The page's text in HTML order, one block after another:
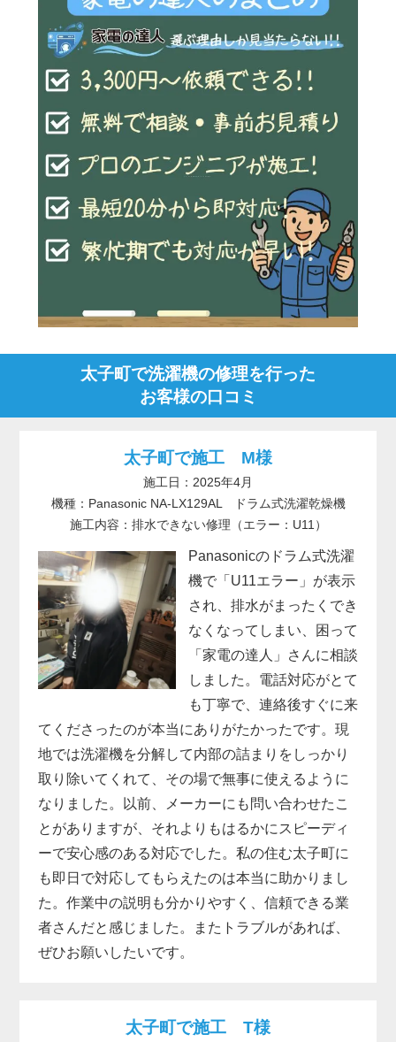
太子町で洗濯機の修理を行った
お客様の口コミ
太子町で施工 M様
施工日：2025年4月
機種：Panasonic NA-LX129AL ドラム式洗濯乾燥機
施工内容：排水できない修理（エラー：U11）
Panasonicのドラム式洗濯
機で「U11エラー」が表示
され、排水がまったくでき
なくなってしまい、困って
「家電の達人」さんに相談
しました。電話対応がとて
も丁寧で、連絡後すぐに来
てくださったのが本当にありがたかったです。現
地では洗濯機を分解して内部の詰まりをしっかり
取り除いてくれて、その場で無事に使えるように
なりました。以前、メーカーにも問い合わせたこ
とがありますが、それよりもはるかにスピーディ
ーで安心感のある対応でした。私の住む太子町に
も即日で対応してもらえたのは本当に助かりまし
た。作業中の説明も分かりやすく、信頼できる業
者さんだと感じました。またトラブルがあれば、
ぜひお願いしたいです。
太子町で施工 T様